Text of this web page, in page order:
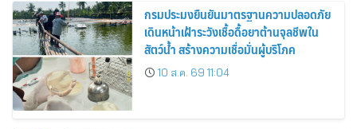
กรมประมงยืนยันมาตรฐานความปลอดภัย
เดินหน้าเฝ้าระวังเชื้อดื้อยาต้านจุลชีพใน
สัตว์น้ำ สร้างความเชื่อมั่นผู้บริโภค
10 ส.ค. 69 11:04